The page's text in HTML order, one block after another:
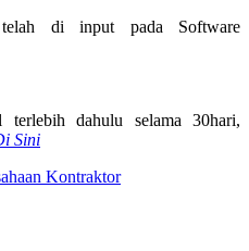
di input pada Software
terlebih dahulu selama 30hari,
Sini
Kontraktor